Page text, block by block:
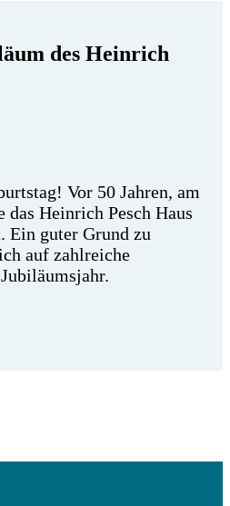
des Heinrich
Vor 50 Jahren, am
das Heinrich Pesch Haus
Ein guter Grund zu
auf zahlreiche